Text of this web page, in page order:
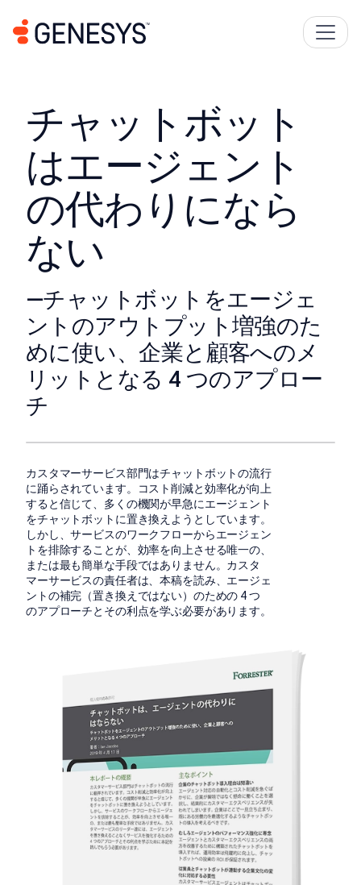
チャットボット
はエージェント
の代わりになら
ない
―チャットボットをエージェ
ントのアウトプット増強のた
めに使い、企業と顧客へのメ
リットとなる 4 つのアプロー
チ
カスタマーサービス部門はチャットボットの流行
に踊らされています。コスト削減と効率化が向上
すると信じて、多くの機関が早急にエージェント
をチャットボットに置き換えようとしています。
しかし、サービスのワークフローからエージェン
トを排除することが、効率を向上させる唯一の、
または最も簡単な手段ではありません。カスタ
マーサービスの責任者は、本稿を読み、エージェ
ントの補完（置き換えではない）のための 4 つ
のアプローチとその利点を学ぶ必要があります。